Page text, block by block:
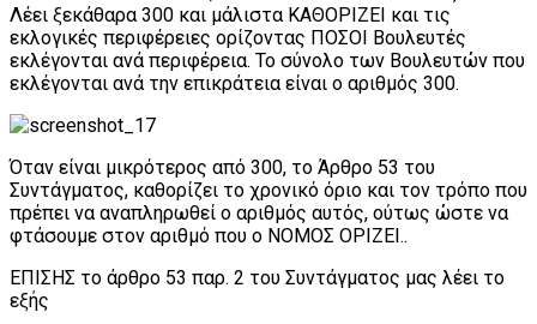
Λέει ξεκάθαρα 300 και μάλιστα ΚΑΘΟΡΙΖΕΙ και τις
εκλογικές περιφέρειες ορίζοντας ΠΟΣΟΙ Βουλευτές
εκλέγονται ανά περιφέρεια. Το σύνολο των Βουλευτών που
εκλέγονται ανά την επικράτεια είναι ο αριθμός 300.
Όταν είναι μικρότερος από 300, το Άρθρο 53 του
Συντάγματος, καθορίζει το χρονικό όριο και τον τρόπο που
πρέπει να αναπληρωθεί ο αριθμός αυτός, ούτως ώστε να
φτάσουμε στον αριθμό που ο ΝΟΜΟΣ ΟΡΙΖΕΙ..
ΕΠΙΣΗΣ το άρθρο 53 παρ. 2 του Συντάγματος μας λέει το
εξής